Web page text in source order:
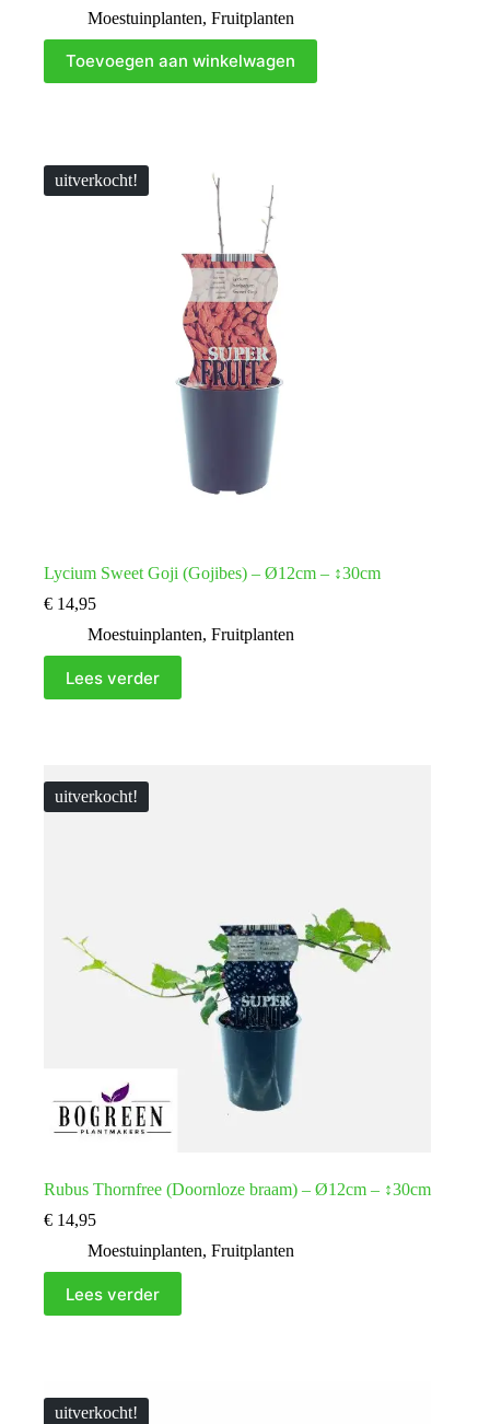
Moestuinplanten, Fruitplanten
Toevoegen aan winkelwagen
uitverkocht!
Lycium Sweet Goji (Gojibes) – Ø12cm – ↕30cm
€ 14,95
Moestuinplanten, Fruitplanten
Lees verder
uitverkocht!
Rubus Thornfree (Doornloze braam) – Ø12cm – ↕30cm
€ 14,95
Moestuinplanten, Fruitplanten
Lees verder
uitverkocht!